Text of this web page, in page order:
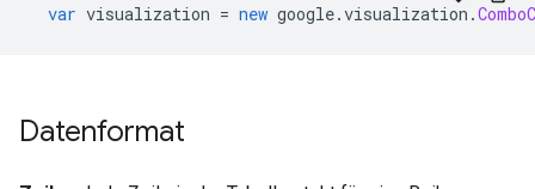
var visualization = new google.visualization .
Datenformat